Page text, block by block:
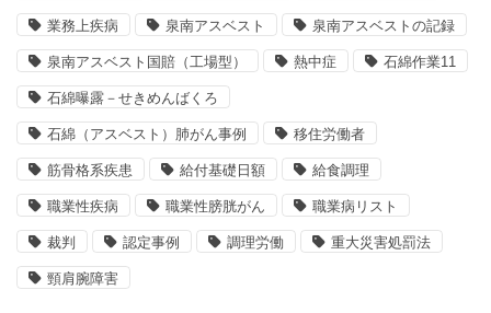
業務上疾病 泉南アスベスト 泉南アスベストの記録
泉南アスベスト国賠（工場型） 熱中症 石綿作業11
石綿曝露－せきめんばくろ
石綿（アスベスト）肺がん事例 移住労働者
筋骨格系疾患 給付基礎日額 給食調理
職業性疾病 職業性膀胱がん 職業病リスト
裁判 認定事例 調理労働 重大災害処罰法
頸肩腕障害